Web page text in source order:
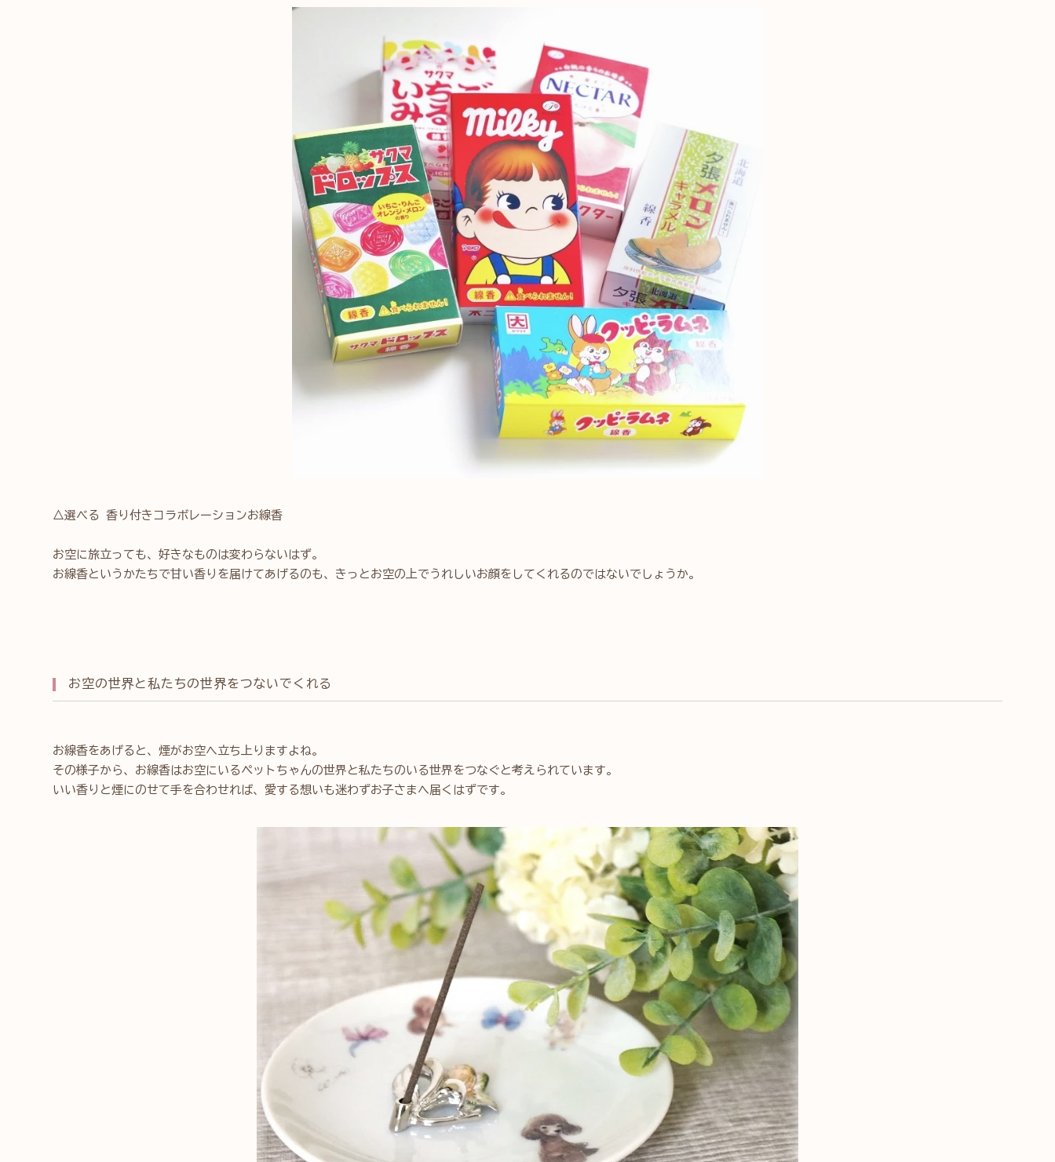
△選べる 香り付きコラボレーションお線香
お空に旅立っても、好きなものは変わらないはず。
お線香というかたちで甘い香りを届けてあげるのも、きっとお空の上でうれしいお顔をしてくれるのではないでしょうか。
お空の世界と私たちの世界をつないでくれる
お線香をあげると、煙がお空へ立ち上りますよね。
その様子から、お線香はお空にいるペットちゃんの世界と私たちのいる世界をつなぐと考えられています。
いい香りと煙にのせて手を合わせれば、愛する想いも迷わずお子さまへ届くはずです。